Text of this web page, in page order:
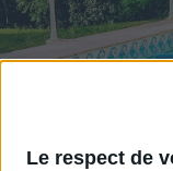
Le respect de
CONNAISSEZ-